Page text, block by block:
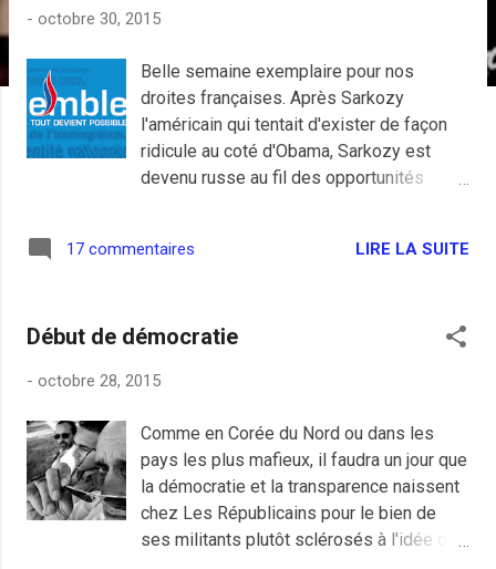
- octobre 30, 2015
Belle semaine exemplaire pour nos
droites françaises. Après Sarkozy
l'américain qui tentait d'exister de façon
ridicule au coté d'Obama, Sarkozy est
devenu russe au fil des opportunités
président et n'a pas hésiter à être
Poutine en Syrie et la boucherie organisée
quelques années. Sarkozy a surtout oublié
sauvagerie politique de son nouvel ami.
Mais c'est une habitude chez Sarkozy de
rencontrer des dictateurs et de changer
d'avis comme de chemise de DRH, une
habitude d'aller dans le sens de ses
17 commentaires LIRE LA SUITE
Début de démocratie
- octobre 28, 2015
Comme en Corée du Nord ou dans les
pays les plus mafieux, il faudra un jour que
la démocratie et la transparence naissent
chez Les Républicains pour le bien de
ses militants plutôt sclérosés à l'idée de